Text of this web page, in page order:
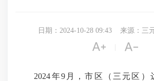
日期：2024-10-28 09:43 来源：三
 
2024年9月，市区（三元区）